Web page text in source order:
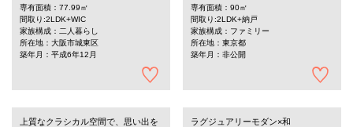
専有面積：77.99㎡
間取り:2LDK+WIC
家族構成：二人暮らし
所在地：大阪市城東区
築年月：平成6年12月
専有面積：90㎡
間取り:2LDK+納戸
家族構成：ファミリー
所在地：東京都
築年月：非公開
上質なクラシカル空間で、思い出を
ラグジュアリーモダン×和